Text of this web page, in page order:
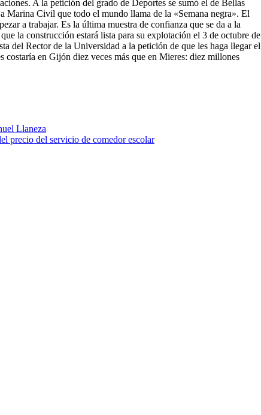
A la petición del grado de Deportes se sumó el de Bellas
Marina Civil que todo el mundo llama de la «Semana negra». El
a trabajar. Es la última muestra de confianza que se da a la
la construcción estará lista para su explotación el 3 de octubre de
del Rector de la Universidad a la petición de que les haga llegar el
en Gijón diez veces más que en Mieres: diez millones
Llaneza
precio del servicio de comedor escolar